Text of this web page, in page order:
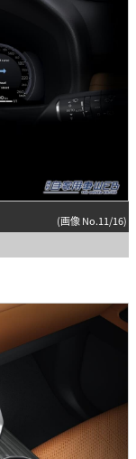
(画像 No.11/16)